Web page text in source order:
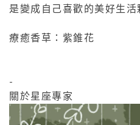
是變成自己喜歡的美好生活
療癒香草：紫錐花
-
關於星座專家